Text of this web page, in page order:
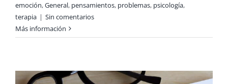
emoción,General, pensamientos, problemas, psicología,
terapia | Sin comentarios
Más información